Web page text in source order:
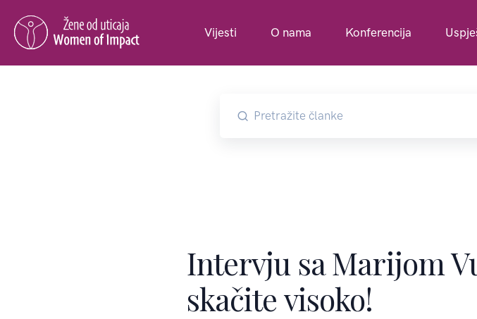
Vijesti O nama Konferencija
Intervju sa Marijom
skačite visoko!